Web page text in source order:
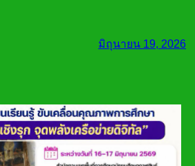
มิถุนายน 19, 2026